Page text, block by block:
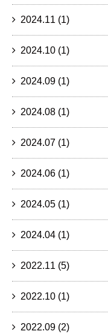
2024.11 (1)
2024.10 (1)
2024.09 (1)
2024.08 (1)
2024.07 (1)
2024.06 (1)
2024.05 (1)
2024.04 (1)
2022.11 (5)
2022.10 (1)
2022.09 (2)